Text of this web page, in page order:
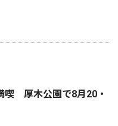
喫 厚木公園で8月20・